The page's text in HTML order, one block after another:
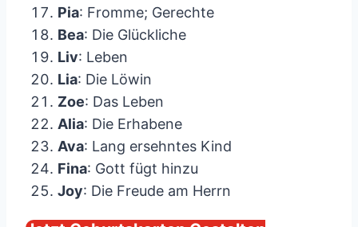
Pia: Fromme; Gerechte
Bea: Die Glückliche
Liv: Leben
Lia: Die Löwin
Zoe: Das Leben
Alia: Die Erhabene
Ava: Lang ersehntes Kind
Fina: Gott fügt hinzu
Joy: Die Freude am Herrn